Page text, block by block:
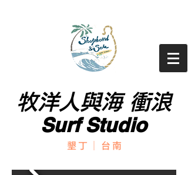
牧洋人與海 衝浪
牧洋人與海 衝浪
Surf Studio
Surf Studio
墾丁｜台南